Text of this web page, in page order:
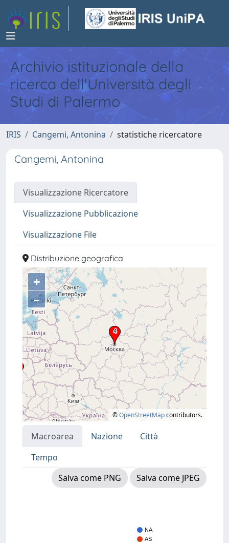
Archivio istituzionale della
ricerca dell'Università degli
Studi di Palermo
IRIS Cangemi, Antonina statistiche ricercatore
Cangemi, Antonina
Visualizzazione Ricercatore
Visualizzazione Pubblicazione
Visualizzazione File
Distribuzione geografica
+
–
©OpenStreetMapcontributors.
Macroarea Nazione
Città
Tempo
Salva come PNG
Salva come JPEG
NA
AS